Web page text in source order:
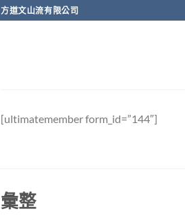
方道文山流有限公司
[ultimatemember form_id=”144″]
彙整